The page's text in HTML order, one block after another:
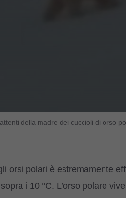
della madre dei cuccioli di orso
orsi polari è estremamente
i 10 °C. L’orso polare